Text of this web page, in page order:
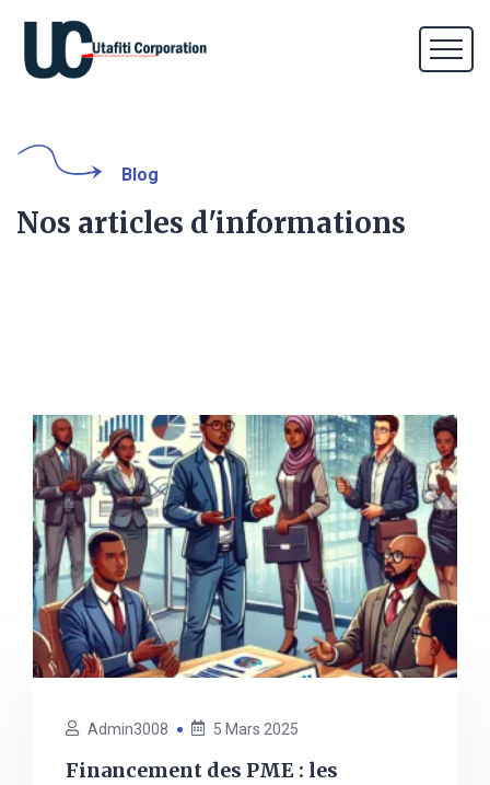
Blog
Nos articles d'informations
Admin3008 5 Mars 2025
Financement des PME : les